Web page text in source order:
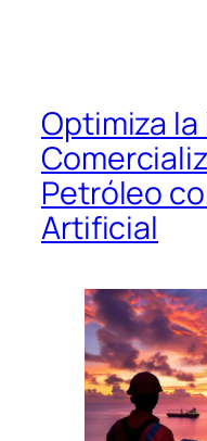
Optimiza
Petróleo
Artificial